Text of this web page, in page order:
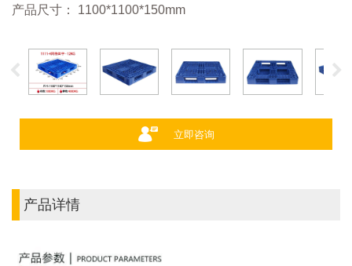
产品尺寸： 1100*1100*150mm
立即咨询
产品详情